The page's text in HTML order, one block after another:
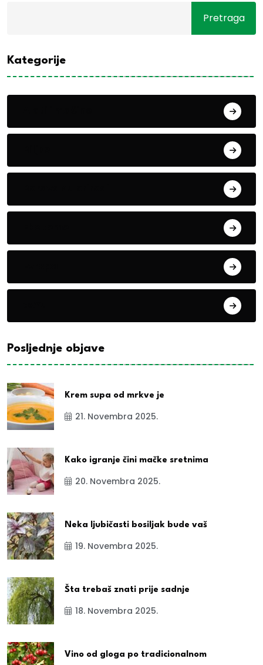
Pretraga
Kategorije
Posljednje objave
Krem supa od mrkve je
21. Novembra 2025.
Kako igranje čini mačke sretnima
20. Novembra 2025.
Neka ljubičasti bosiljak bude vaš
19. Novembra 2025.
Šta trebaš znati prije sadnje
18. Novembra 2025.
Vino od gloga po tradicionalnom